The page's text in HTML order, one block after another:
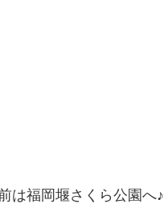
は福岡堰さくら公園へ♪